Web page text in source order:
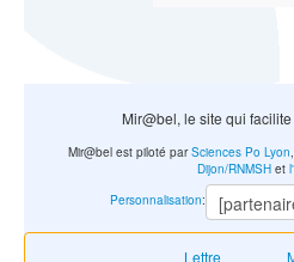
Mir@bel, le site qui
Lettre
Mir@bel est piloté parSciences Po Lyon
Dijon/RNMSH et
Personnalisation: